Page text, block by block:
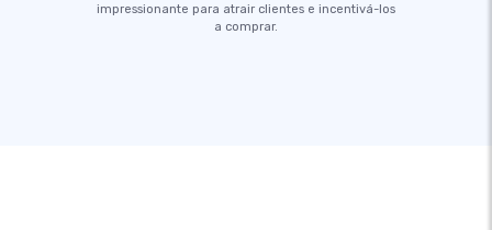
impressionante para atrair clientes e incentivá-los
a comprar.